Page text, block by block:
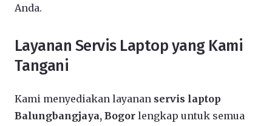
Anda.
Layanan Servis Laptop yang Kami
Tangani
Kami menyediakan layanan servis laptop
Balungbangjaya, Bogor lengkap untuk semua